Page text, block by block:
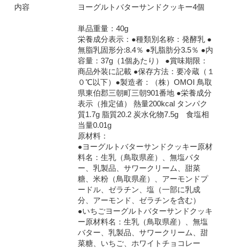
内容 ヨーグルトバターサンドクッキー4個
単品重量：40g
栄養成分表示：●種類別名称：発酵乳 ●
無脂乳固形分:8.4％ ●乳脂肪分3.5％ ●内
容量：37g（1個あたり） ●賞味期限：
商品外装に記載 ●保存方法：要冷蔵（１
０℃以下）●製造者：（株）OMOI 鳥取
県東伯郡三朝町三朝901番地 ●栄養成分
表示（推定値） 熱量200kcal タンパク
質1.7g 脂質20.2 炭水化物7.5g 食塩相
当量0.01g
原材料：
●ヨーグルトバターサンドクッキー原材
料名：生乳（鳥取県産）、無塩バタ
ー、乳製品、サワークリーム、甜菜
糖、米粉（鳥取県産）、アーモンドプ
ードル、ゼラチン、塩（一部に乳成
分、アーモンド、ゼラチンを含む）
●いちごヨーグルトバターサンドクッキ
ー原材料名：生乳（鳥取県産）、無塩
バター、乳製品、サワークリーム、甜
菜糖、いちご、ホワイトチョコレー